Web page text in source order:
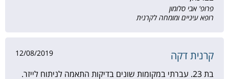
פרופ' אבי סלומון
רופא עיניים ומומחה לקרנית
קרנית דקה 12/08/2019
בת 23. עברתי במקומות שונים בדיקות התאמה לניתוח לייזר.